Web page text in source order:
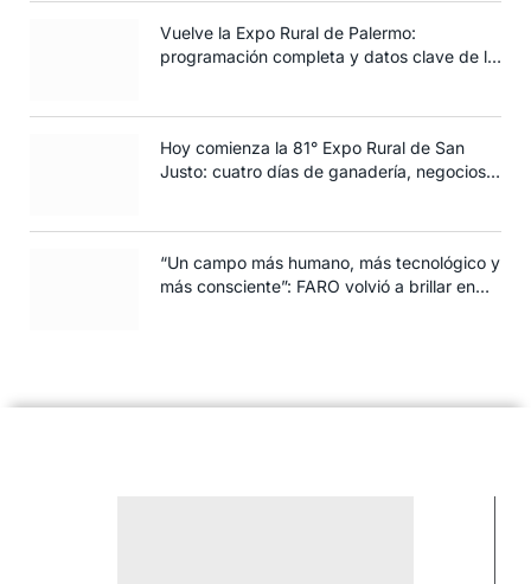
Vuelve la Expo Rural de Palermo:
programación completa y datos clave de la
Hoy comienza la 81° Expo Rural de San
Justo: cuatro días de ganadería, negocios y
“Un campo más humano, más tecnológico y
más consciente”: FARO volvió a brillar en